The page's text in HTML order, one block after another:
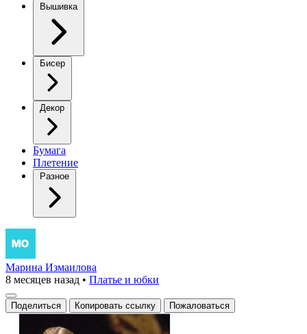
Вышивка
Бисер
Декор
Бумага
Плетение
Разное
Вязаное
платье
с
цветочным
узором
Марина Измаилова
8 месяцев назад • Платье и юбки
Поделиться Копировать ссылку Пожаловаться